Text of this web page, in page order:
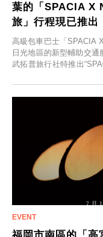
葉的「SPACIA X
旅」行程現已推出
高級包車巴士「SPACIA
日光地區的新型輔助交
武拓普旅行社特推出